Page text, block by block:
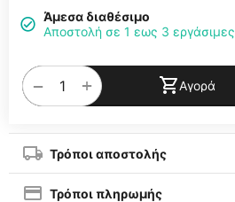
Άμεσα διαθέσιμο
Αποστολή σε 1 εως 3 εργάσιμες
+
− Αγορά
Τρόποι αποστολής
Τρόποι πληρωμής